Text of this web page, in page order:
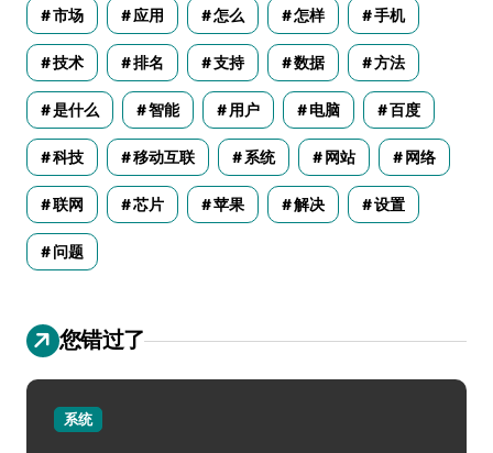
市场 应用 怎么 怎样 手机
技术 排名 支持 数据 方法
是什么 智能 用户 电脑 百度
科技 移动互联 系统 网站 网络
联网 芯片 苹果 解决 设置
问题
您错过了
系统